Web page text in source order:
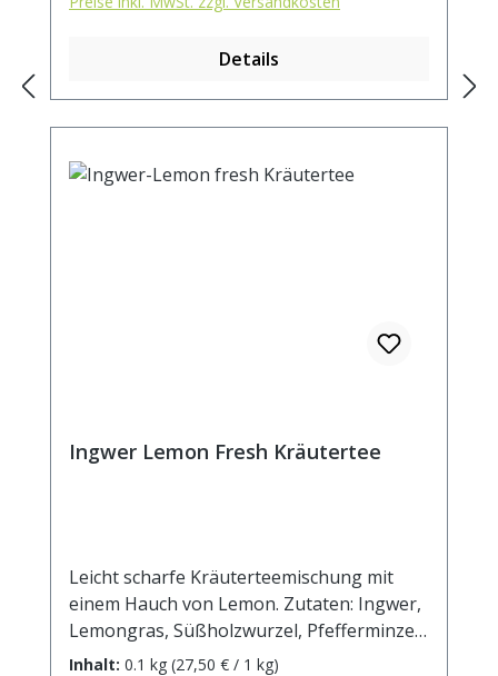
Details
Ingwer Lemon Fresh Kräutertee
Leicht scharfe Kräuterteemischung mit
einem Hauch von Lemon. Zutaten: Ingwer,
Lemongras, Süßholzwurzel, Pfefferminze,
Zitronenschalen, Orangenschalen,
Inhalt: 0.1 kg (27,50 € / 1 kg)